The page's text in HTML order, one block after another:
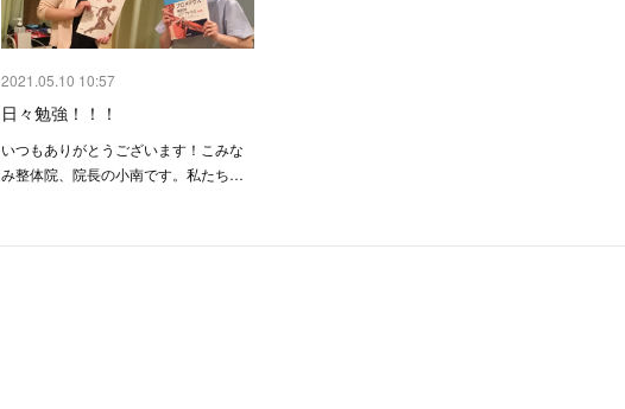
2021.05.10 10:57
日々勉強！！！
いつもありがとうございます！こみな
み整体院、院長の小南です。私たち…